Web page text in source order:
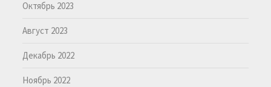
Октябрь 2023
Август 2023
Декабрь 2022
Ноябрь 2022